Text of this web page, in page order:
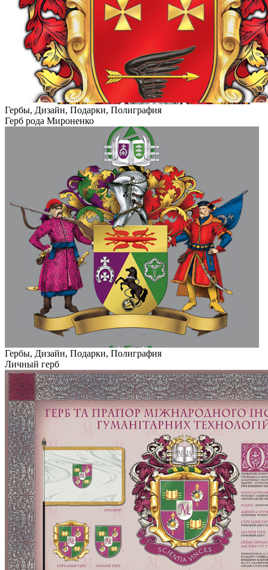
Гербы, Дизайн, Подарки, Полиграфия
Герб рода Мироненко
Гербы, Дизайн, Подарки, Полиграфия
Личный герб